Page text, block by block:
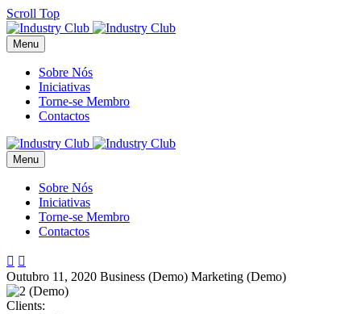
Scroll Top
Menu
Sobre Nós
Iniciativas
Torne-se Membro
Contactos
Menu
Sobre Nós
Iniciativas
Torne-se Membro
Contactos
 
Outubro 11, 2020 Business (Demo) Marketing (Demo)
Clients: